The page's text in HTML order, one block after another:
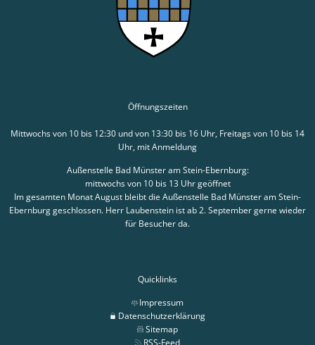
Öffnungszeiten
Mittwochs von 10 bis 12:30 und von 13:30 bis 16 Uhr, Freitags von 10 bis 14
Uhr, mit Anmeldung
Außenstelle Bad Münster am Stein-Ebernburg:
mittwochs von 10 bis 13 Uhr geöffnet
Im gesamten Monat August bleibt die Außenstelle Bad Münster am Stein-
Ebernburg geschlossen. Herr Laubenstein ist ab 2. September gerne wieder
für Besucher da.
Quicklinks
Impressum
Datenschutzerklärung
Sitemap
RSS-Feed